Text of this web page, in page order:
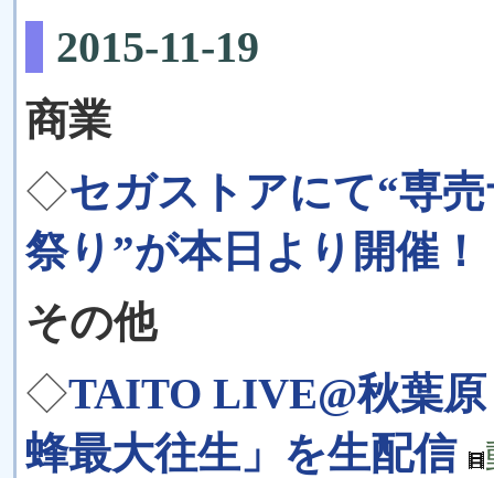
2015-11-19
商業
◇セガストアにて“専
祭り”が本日より開催！
その他
◇TAITO LIVE@秋葉
蜂最大往生」を生配信